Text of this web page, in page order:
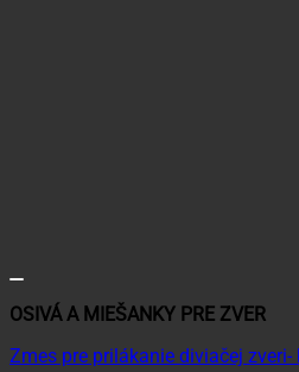
OSIVÁ A MIEŠANKY PRE ZVER
Zmes pre prilákanie diviačej